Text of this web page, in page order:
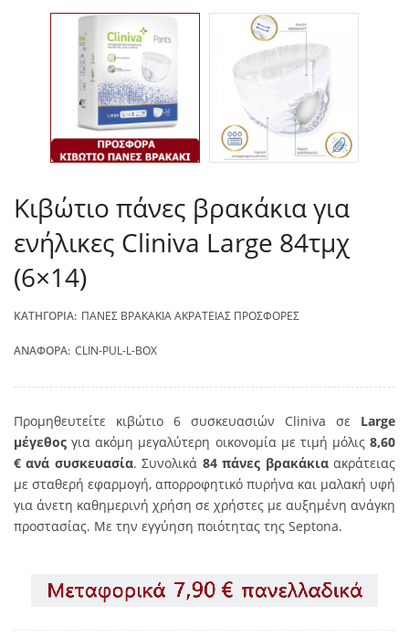
Κιβώτιο πάνες βρακάκια για
ενήλικες Cliniva Large 84τμχ
(6×14)
ΚΑΤΗΓΟΡΊΑ: ΠΆΝΕΣ ΒΡΑΚΆΚΙΑ ΑΚΡΆΤΕΙΑΣ ΠΡΟΣΦΟΡΈΣ
ΑΝΑΦΟΡΆ: CLIN-PUL-L-BOX
Προμηθευτείτε κιβώτιο 6 συσκευασιών Cliniva σε Large
μέγεθος για ακόμη μεγαλύτερη οικονομία με τιμή μόλις 8,60
€ ανά συσκευασία. Συνολικά 84 πάνες βρακάκιαακράτειας
με σταθερή εφαρμογή, απορροφητικό πυρήνα και μαλακή υφή
για άνετη καθημερινή χρήση σε χρήστες με αυξημένη ανάγκη
προστασίας. Με την εγγύηση ποιότητας της Septona.